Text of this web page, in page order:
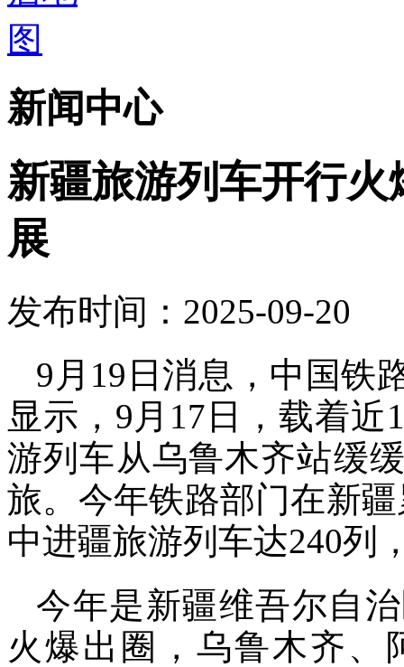
新闻中心
新疆旅游列车开行
展
发布时间：2025-09-20
9月19日消息，中国铁
显示，9月17日，载着近
游列车从乌鲁木齐站缓
旅。今年铁路部门在新
中进疆旅游列车达240列
今年是新疆维吾尔自
火爆出圈，乌鲁木齐、